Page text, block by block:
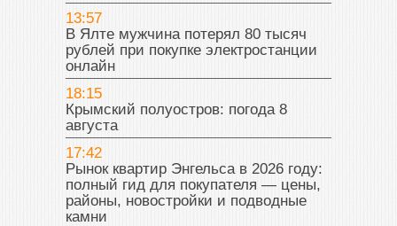
13:57
В Ялте мужчина потерял 80 тысяч
рублей при покупке электростанции
онлайн
18:15
Крымский полуостров: погода 8
августа
17:42
Рынок квартир Энгельса в 2026 году:
полный гид для покупателя — цены,
районы, новостройки и подводные
камни